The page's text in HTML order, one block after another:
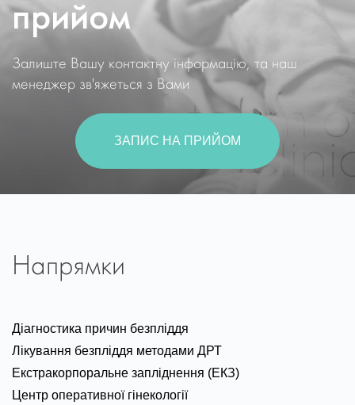
прийом
Залиште Вашу контактну інформацію, та наш
менеджер зв'яжеться з Вами
ЗАПИС НА ПРИЙОМ
Напрямки
Діагностика причин безпліддя
Лікування безпліддя методами ДРТ
Екстракорпоральне запліднення (ЕКЗ)
Центр оперативної гінекології